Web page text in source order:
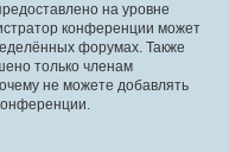
на уровне
конференции может
форумах. Также
только членам
не можете добавлять